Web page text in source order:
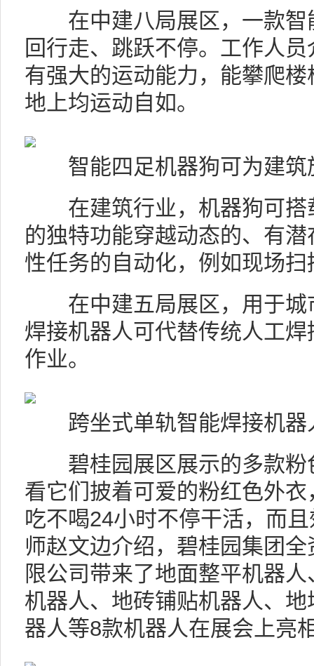
在中建八局展区，一款智
回行走、跳跃不停。工作人
有强大的运动能力，能攀爬
地上均运动自如。
智能四足机器狗可为建筑
在建筑行业，机器狗可搭
的独特功能穿越动态的、有
性任务的自动化，例如现场
在中建五局展区，用于城
焊接机器人可代替传统人工
作业。
跨坐式单轨智能焊接机器
碧桂园展区展示的多款粉
看它们披着可爱的粉红色外
吃不喝24小时不停干活，而
师赵文边介绍，碧桂园集团
限公司带来了地面整平机器
机器人、地砖铺贴机器人、
器人等8款机器人在展会上亮